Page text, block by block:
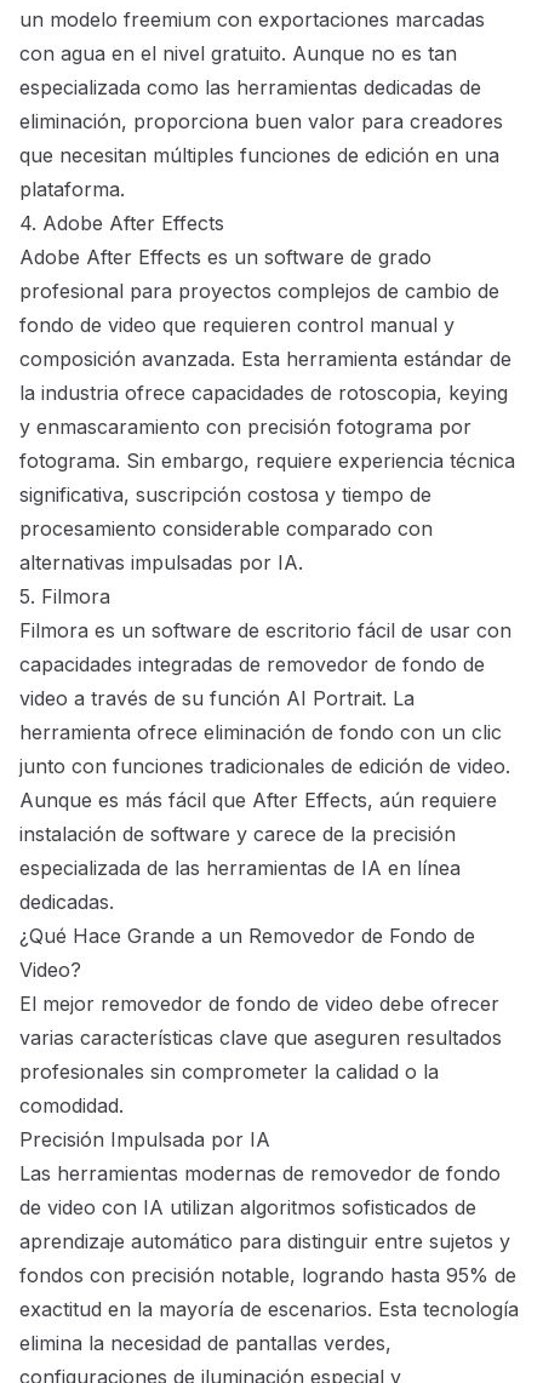
un modelo freemium con exportaciones marcadas
con agua en el nivel gratuito. Aunque no es tan
especializada como las herramientas dedicadas de
eliminación, proporciona buen valor para creadores
que necesitan múltiples funciones de edición en una
plataforma.
4. Adobe After Effects
Adobe After Effects es un software de grado
profesional para proyectos complejos de cambio de
fondo de video que requieren control manual y
composición avanzada. Esta herramienta estándar de
la industria ofrece capacidades de rotoscopia, keying
y enmascaramiento con precisión fotograma por
fotograma. Sin embargo, requiere experiencia técnica
significativa, suscripción costosa y tiempo de
procesamiento considerable comparado con
alternativas impulsadas por IA.
5. Filmora
Filmora es un software de escritorio fácil de usar con
capacidades integradas de removedor de fondo de
video a través de su función AI Portrait. La
herramienta ofrece eliminación de fondo con un clic
junto con funciones tradicionales de edición de video.
Aunque es más fácil que After Effects, aún requiere
instalación de software y carece de la precisión
especializada de las herramientas de IA en línea
dedicadas.
¿Qué Hace Grande a un Removedor de Fondo de
Video?
El mejor removedor de fondo de video debe ofrecer
varias características clave que aseguren resultados
profesionales sin comprometer la calidad o la
comodidad.
Precisión Impulsada por IA
Las herramientas modernas de removedor de fondo
de video con IA utilizan algoritmos sofisticados de
aprendizaje automático para distinguir entre sujetos y
fondos con precisión notable, logrando hasta 95% de
exactitud en la mayoría de escenarios. Esta tecnología
elimina la necesidad de pantallas verdes,
configuraciones de iluminación especial y